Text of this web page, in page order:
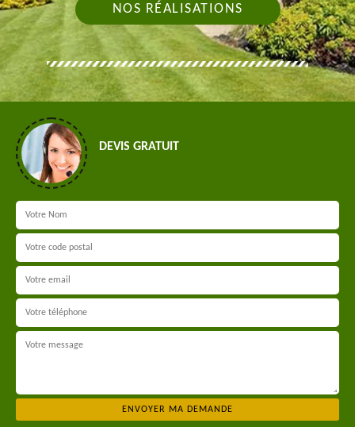
NOS RÉALISATIONS
DEVIS GRATUIT